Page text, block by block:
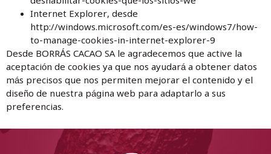
Internet Explorer, desde
http://windows.microsoft.com/es-es/windows7/how-
to-manage-cookies-in-internet-explorer-9
Desde BORRÁS CACAO SA le agradecemos que active la
aceptación de cookies ya que nos ayudará a obtener datos
más precisos que nos permiten mejorar el contenido y el
diseño de nuestra página web para adaptarlo a sus
preferencias.